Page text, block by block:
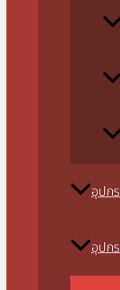
อุปก
อุปก